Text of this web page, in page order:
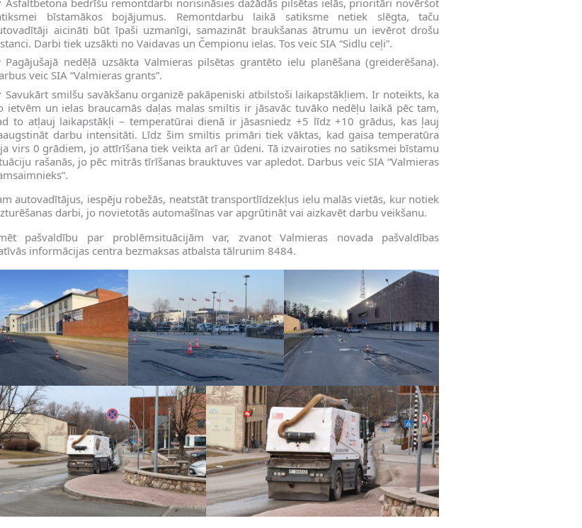
bīstamākos bojājumus. Remontdarbu laikā satiksme netiek slēgta, taču
aicināti būt īpaši uzmanīgi, samazināt braukšanas ātrumu un ievērot drošu
Darbi tiek uzsākti no Vaidavas un Čempionu ielas. Tos veic SIA “Sidlu ceļi”.
Pagājušajā nedēļā uzsākta Valmieras pilsētas grantēto ielu planēšana (greiderēšana).
veic SIA “Valmieras grants”.
Savukārt smilšu savākšanu organizē pakāpeniski atbilstoši laikapstākļiem. Ir noteikts, ka
ietvēm un ielas braucamās daļas malas smiltis ir jāsavāc tuvāko nedēļu laikā pēc tam,
to atļauj laikapstākļi – temperatūrai dienā ir jāsasniedz +5 līdz +10 grādus, kas ļauj
darbu intensitāti. Līdz šim smiltis primāri tiek vāktas, kad gaisa temperatūra
virs 0 grādiem, jo attīrīšana tiek veikta arī ar ūdeni. Tā izvairoties no satiksmei bīstamu
rašanās, jo pēc mitrās tīrīšanas brauktuves var apledot. Darbus veic SIA “Valmieras
autovadītājus, iespēju robežās, neatstāt transportlīdzekļus ielu malās vietās, kur notiek
darbi, jo novietotās automašīnas var apgrūtināt vai aizkavēt darbu veikšanu.
pašvaldību par problēmsituācijām var, zvanot Valmieras novada pašvaldības
informācijas centra bezmaksas atbalsta tālrunim 8484.